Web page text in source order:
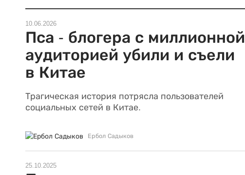
10.06.2026
Пса - блогера с миллионной
аудиторией убили и съели
в Китае
Трагическая история потрясла пользователей
социальных сетей в Китае.
Ербол Садыков
25.10.2025